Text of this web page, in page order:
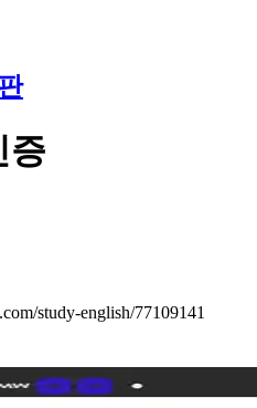
증
study-english/77109141